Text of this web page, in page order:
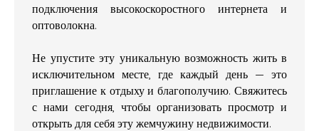
подключения высокоскоростного интернета и
оптоволокна.
Не упустите эту уникальную возможность жить в
исключительном месте, где каждый день — это
приглашение к отдыху и благополучию. Свяжитесь
с нами сегодня, чтобы организовать просмотр и
открыть для себя эту жемчужину недвижимости.